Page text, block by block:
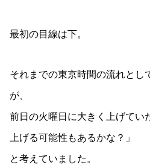
最初の目線は下。
それまでの東京時間の流れとし
が、
前日の火曜日に大きく上げてい
上げる可能性もあるかな？」
と考えていました。